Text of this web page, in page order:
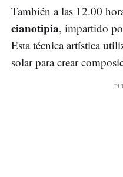
También a las 12.00
cianotipia, impartido
Esta técnica artística
solar para crear